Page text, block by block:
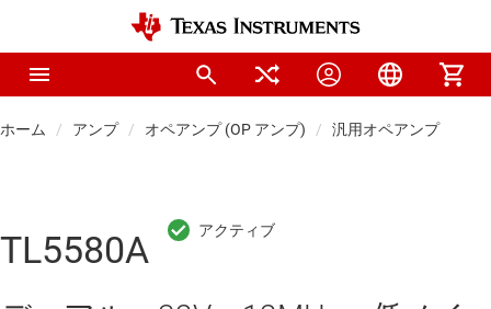
ホーム アンプ オペアンプ (OP アンプ) 汎用オペアンプ
TL5580A